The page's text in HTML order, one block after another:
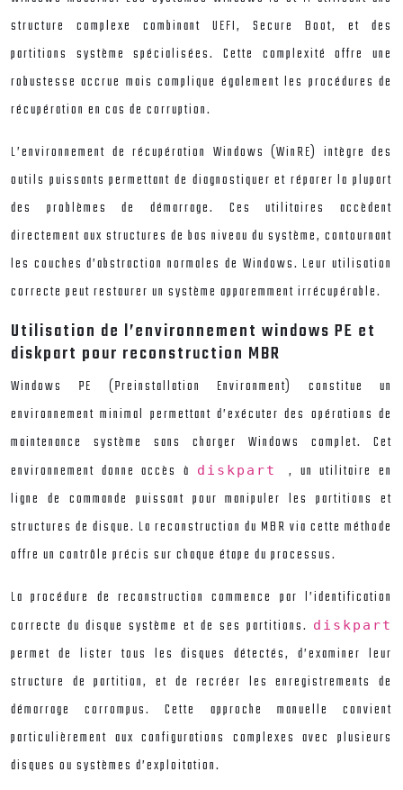
structure complexe combinant UEFI, Secure Boot, et des
partitions système spécialisées. Cette complexité offre une
robustesse accrue mais complique également les procédures de
récupération en cas de corruption.
L’environnement de récupération Windows (WinRE) intègre des
outils puissants permettant de diagnostiquer et réparer la plupart
des problèmes de démarrage. Ces utilitaires accèdent
directement aux structures de bas niveau du système, contournant
les couches d’abstraction normales de Windows. Leur utilisation
correcte peut restaurer un système apparemment irrécupérable.
Utilisation de l’environnement windows PE et
diskpart pour reconstruction MBR
Windows PE (Preinstallation Environment) constitue un
environnement minimal permettant d’exécuter des opérations de
maintenance système sans charger Windows complet. Cet
environnement donne accès à
diskpart, un utilitaire en
ligne de commande puissant pour manipuler les partitions et
structures de disque. La reconstruction du MBR via cette méthode
offre un contrôle précis sur chaque étape du processus.
La procédure de reconstruction commence par l’identification
correcte du disque système et de ses partitions. diskpart
permet de lister tous les disques détectés, d’examiner leur
structure de partition, et de recréer les enregistrements de
démarrage corrompus. Cette approche manuelle convient
particulièrement aux configurations complexes avec plusieurs
disques ou systèmes d’exploitation.